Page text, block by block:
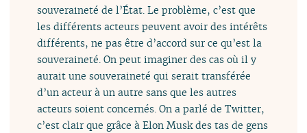
souveraineté de l’État. Le problème, c’est que
les différents acteurs peuvent avoir des intérêts
différents, ne pas être d’accord sur ce qu’est la
souveraineté. On peut imaginer des cas où il y
aurait une souveraineté qui serait transférée
d’un acteur à un autre sans que les autres
acteurs soient concernés. On a parlé de Twitter,
c’est clair que grâce à Elon Musk des tas de gens